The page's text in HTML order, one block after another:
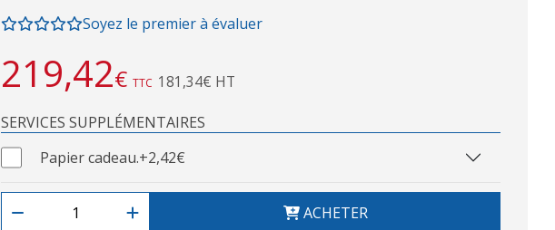
Soyez le premier à évaluer
219,42€ TTC 181,34€ HT
SERVICES SUPPLÉMENTAIRES
Papier cadeau.+2,42€
ACHETER